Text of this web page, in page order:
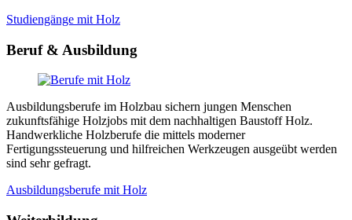
Studiengänge mit Holz
Beruf & Ausbildung
Ausbildungsberufe im Holzbau sichern jungen Menschen
zukunftsfähige Holzjobs mit dem nachhaltigen Baustoff Holz.
Handwerkliche Holzberufe die mittels moderner
Fertigungssteuerung und hilfreichen Werkzeugen ausgeübt werden
sind sehr gefragt.
Ausbildungsberufe mit Holz